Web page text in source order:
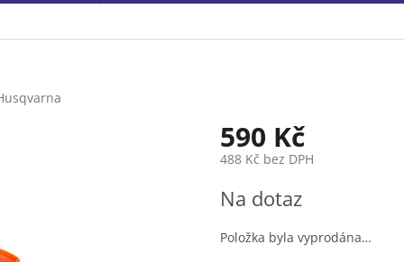
590 Kč
488 Kč bez DPH
cena:
Na dotaz
Položka byla vyprodána…